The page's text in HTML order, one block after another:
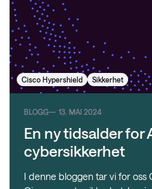
Cisco Hypershield Sikkerhet
BLOGG 13. MAI 2024
En ny tidsalder for
cybersikkerhet
I denne bloggen tar vi for oss